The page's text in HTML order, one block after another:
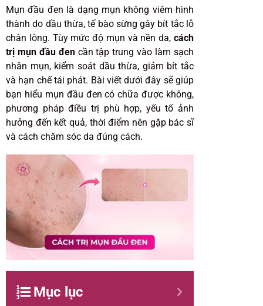
Mụn đầu đen là dạng mụn không viêm hình
thành do dầu thừa, tế bào sừng gây bít tắc lỗ
chân lông. Tùy mức độ mụn và nền da, cách
trị mụn đầu đen cần tập trung vào làm sạch
nhân mụn, kiểm soát dầu thừa, giảm bít tắc
và hạn chế tái phát. Bài viết dưới đây sẽ giúp
bạn hiểu mụn đầu đen có chữa được không,
phương pháp điều trị phù hợp, yếu tố ảnh
hưởng đến kết quả, thời điểm nên gặp bác sĩ
và cách chăm sóc da đúng cách.
Mục lục